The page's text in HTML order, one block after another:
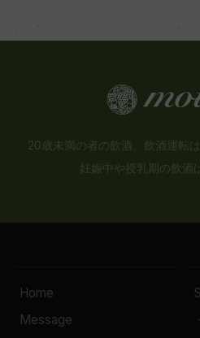
20歳未満の者の飲酒、飲酒運転
妊娠中や授乳期の飲酒
Home
Message